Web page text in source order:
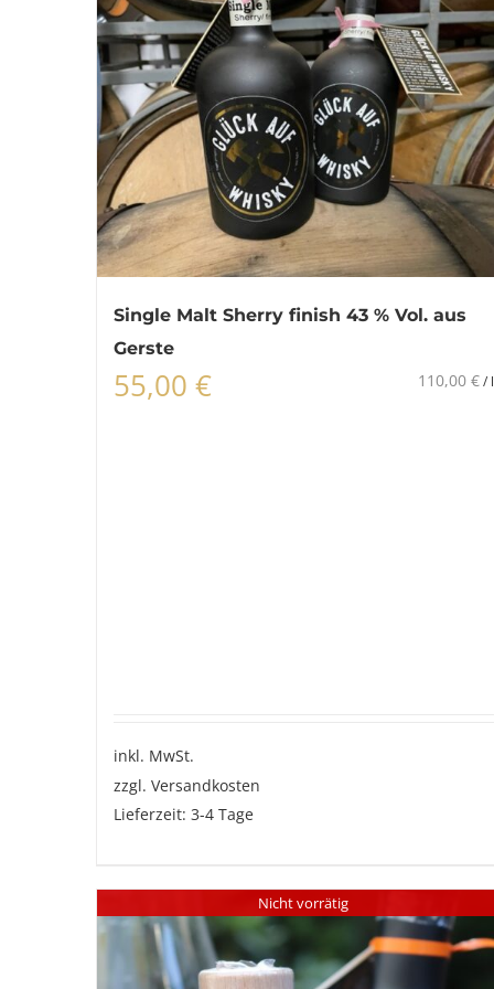
Varianten
auf.
Die
Optionen
können
auf
der
Produktseite
gewählt
werden
Single Malt Sherry finish 43 % Vol. aus
Gerste
55,00 € 110,00 €/ l
inkl. MwSt.
zzgl. Versandkosten
Lieferzeit: 3-4 Tage
mehrere
Varianten
Nicht vorrätig